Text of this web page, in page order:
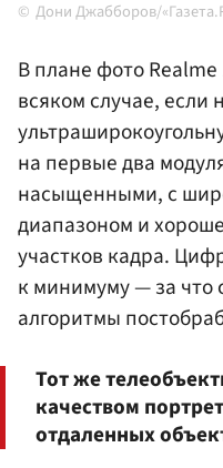
Дони Джабборов/
В плане фото
всяком случае, если
на первые два
насыщенными, с
диапазоном и
участков кадра.
к минимуму — за что
алгоритмы
Тот же
качеством
отдаленных